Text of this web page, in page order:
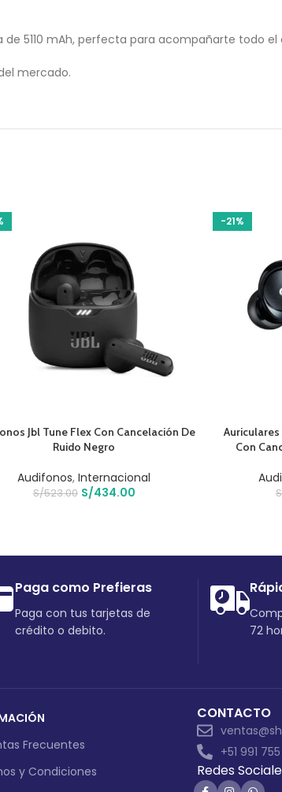
5110 mAh, perfecta para acompañarte todo el
mercado.
AL CARRITO
Jbl Tune Flex Con Cancelación De
Ruido Negro
Audifonos,Internacional
S/523.00 S/434.00
-21%
AÑADIR AL
Con
Paga como Prefieras
Paga con tus tarjetas de
crédito o debito.
72
Frecuentes
y Condiciones
CONTACTO
+51 991
Redes